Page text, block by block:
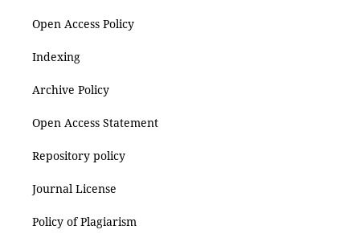
Open Access Policy
Indexing
Archive Policy
Open Access Statement
Repository policy
Journal License
Policy of Plagiarism